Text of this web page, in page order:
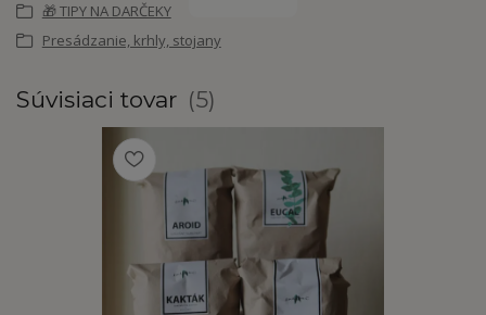
🎁 TIPY NA DARČEKY
Presádzanie, krhly, stojany
Súvisiaci tovar 5